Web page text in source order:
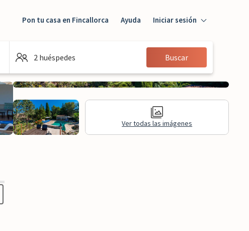
Pon tu casa en Fincallorca Ayuda Iniciar sesión
Iniciar sesión
Huésped
2 huéspedes Buscar
Ver todas las imágenes